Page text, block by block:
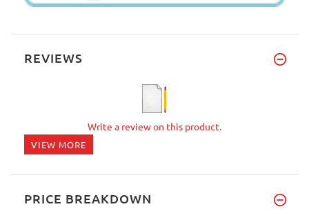
REVIEWS
Write a review on this product.
VIEW MORE
PRICE BREAKDOWN